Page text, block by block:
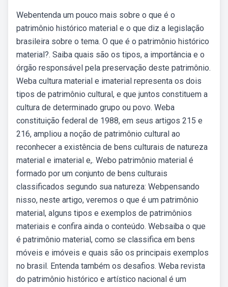
Webentenda um pouco mais sobre o que é o
patrimônio histórico material e o que diz a legislação
brasileira sobre o tema. O que é o patrimônio histórico
material?. Saiba quais são os tipos, a importância e o
órgão responsável pela preservação deste patrimônio.
Weba cultura material e imaterial representa os dois
tipos de patrimônio cultural, e que juntos constituem a
cultura de determinado grupo ou povo. Weba
constituição federal de 1988, em seus artigos 215 e
216, ampliou a noção de patrimônio cultural ao
reconhecer a existência de bens culturais de natureza
material e imaterial e,. Webo patrimônio material é
formado por um conjunto de bens culturais
classificados segundo sua natureza: Webpensando
nisso, neste artigo, veremos o que é um patrimônio
material, alguns tipos e exemplos de patrimônios
materiais e confira ainda o conteúdo. Websaiba o que
é patrimônio material, como se classifica em bens
móveis e imóveis e quais são os principais exemplos
no brasil. Entenda também os desafios. Weba revista
do patrimônio histórico e artístico nacional é um